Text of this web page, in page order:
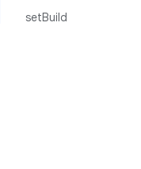
setBuild